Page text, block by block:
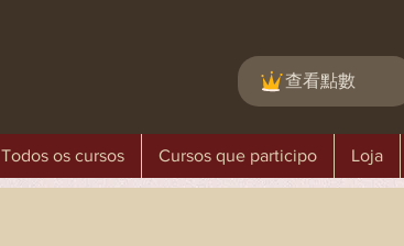
查看點數
Todos os cursos Cursos que participo Loja